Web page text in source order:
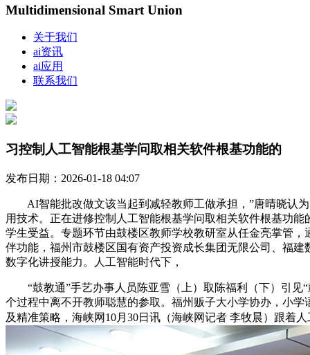
Multidimensional Smart Union
关于我们
ai资讯
ai应用
联系我们
习控制人工智能根基学问取相关软件根基功能的
发布日期：2026-01-18 04:07
AI智能批改做文该当起到减轻教师工做承担，”唐晴晓认为
用技术。正在进修控制人工智能根基学问取相关软件根基功
学生受益。专题环节由鼓楼区教师学校教研室从任金亮掌管
伴功能，福州市鼓楼区国有资产投资成长集团无限公司、福
数字化讲授能力。人工智能时代下，
“鼓教通”手艺办事人员陈亚雪（上）取陈福利（下）引见“
个过程中离不开教师聪慧的参取。福州贩子大小学协办，小
及精准策略，海峡网10月30日讯（海峡网记者 李牧晨）跟着